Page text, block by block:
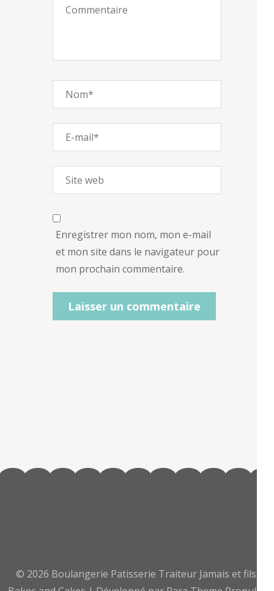
Enregistrer mon nom, mon e-mail
et mon site dans le navigateur pour
mon prochain commentaire.
© 2026 Boulangerie Patisserie Traiteur Jamais et fils